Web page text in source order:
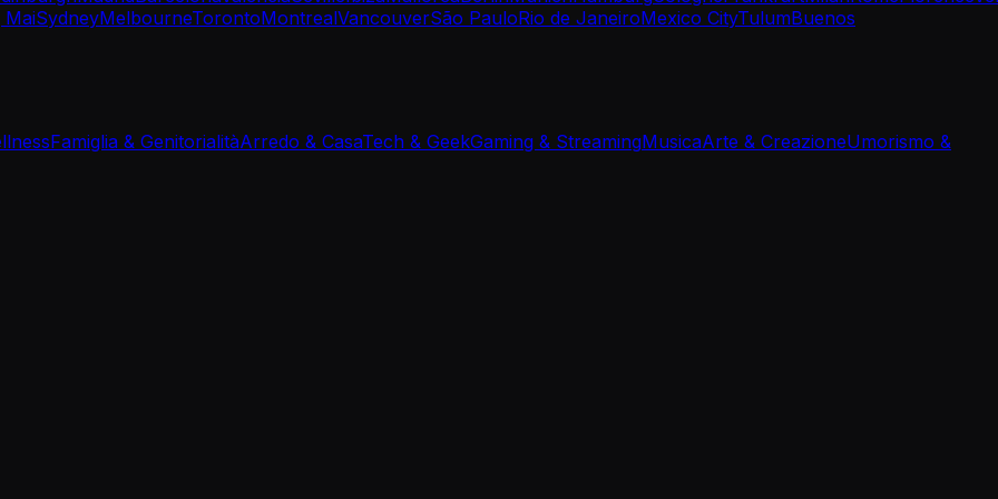
MaiSydneyMelbourneTorontoMontrealVancouverSão PauloRio de JaneiroMexico CityTulumBuenos
Famiglia & GenitorialitàArredo & CasaTech & GeekGaming & StreamingMusicaArte & CreazioneUmorismo &